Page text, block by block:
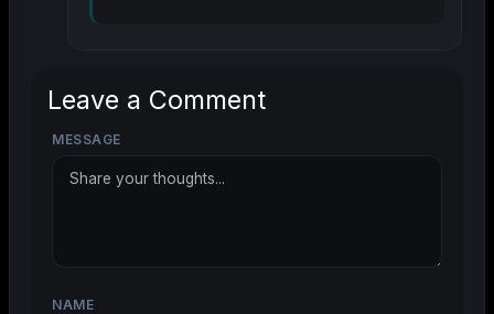
Leave a Comment
MESSAGE
NAME